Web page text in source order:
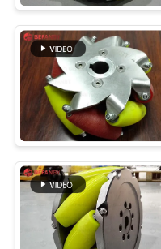
POLICY